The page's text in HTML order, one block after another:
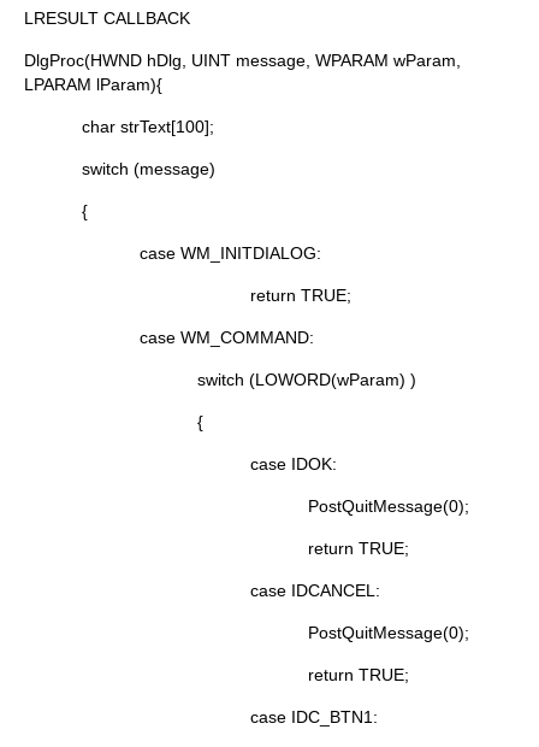
LRESULT CALLBACK
DlgProc(HWND hDlg, UINT message, WPARAM wParam,
LPARAM lParam){
char strText[100];
switch (message)
{
case WM_INITDIALOG:
return TRUE;
case WM_COMMAND:
switch (LOWORD(wParam) )
{
case IDOK:
PostQuitMessage(0);
return TRUE;
case IDCANCEL:
PostQuitMessage(0);
return TRUE;
case IDC_BTN1: